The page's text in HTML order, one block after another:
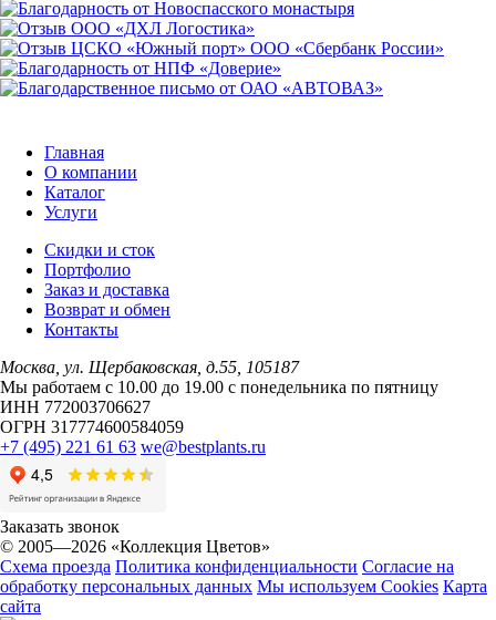
Главная
О компании
Каталог
Услуги
Скидки и сток
Портфолио
Заказ и доставка
Возврат и обмен
Контакты
Москва, ул. Щербаковская, д.55, 105187
Мы работаем с 10.00 до 19.00 c понедельника по пятницу
ИНН 772003706627
ОГРН 317774600584059
+7 (495) 221 61 63 we@bestplants.ru
Заказать звонок
© 2005—2026 «Коллекция Цветов»
Схема проезда Политика конфиденциальности Согласие на
обработку персональных данных Мы используем Cookies Карта
сайта